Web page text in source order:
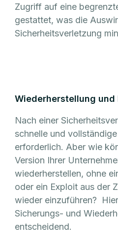
Zugriff auf eine
gestattet, was die
Sicherheitsverletzung
Wiederherstellung und
Nach einer
schnelle und
erforderlich. Aber wie
Version Ihrer
wiederherstellen, ohne
oder ein Exploit aus der
wieder einzuführen?
Sicherungs- und
entscheidend.